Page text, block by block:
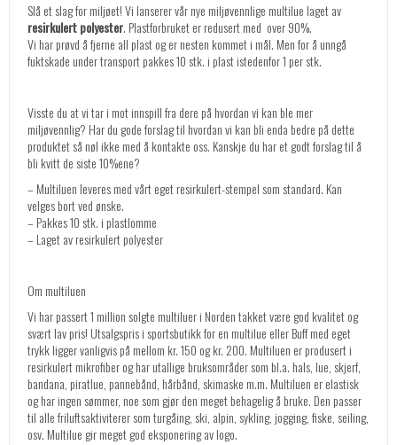
Slå et slag for miljøet! Vi lanserer vår nye miljøvennlige multilue laget av
resirkulert polyester. Plastforbruket er redusert med over 90%.
Vi har prøvd å fjerne all plast og er nesten kommet i mål. Men for å unngå
fuktskade under transport pakkes 10 stk. i plast istedenfor 1 per stk.
Visste du at vi tar i mot innspill fra dere på hvordan vi kan ble mer
miljøvennlig? Har du gode forslag til hvordan vi kan bli enda bedre på dette
produktet så nøl ikke med å kontakte oss. Kanskje du har et godt forslag til å
bli kvitt de siste 10%ene?
– Multiluen leveres med vårt eget resirkulert-stempel som standard. Kan
velges bort ved ønske.
– Pakkes 10 stk. i plastlomme
– Laget av resirkulert polyester
Om multiluen
Vi har passert 1 million solgte multiluer i Norden takket være god kvalitet og
svært lav pris! Utsalgspris i sportsbutikk for en multilue eller Buff med eget
trykk ligger vanligvis på mellom kr. 150 og kr. 200. Multiluen er produsert i
resirkulert mikrofiber og har utallige bruksområder som bl.a. hals, lue, skjerf,
bandana, piratlue, pannebånd, hårbånd, skimaske m.m. Multiluen er elastisk
og har ingen sømmer, noe som gjør den meget behagelig å bruke. Den passer
til alle friluftsaktiviterer som turgåing, ski, alpin, sykling, jogging, fiske, seiling,
osv. Multilue gir meget god eksponering av logo.